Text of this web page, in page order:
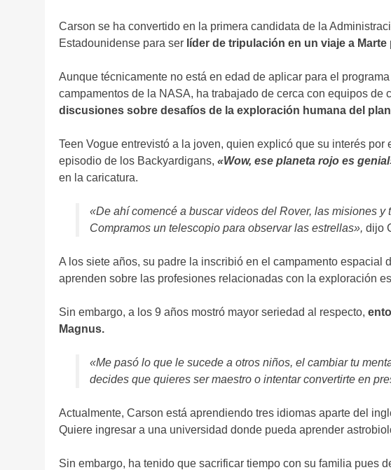
Carson se ha convertido en la primera candidata de la
Estadounidense para ser líder de tripulación en un viaje a
Aunque técnicamente no está en edad de aplicar para el
campamentos de la NASA, ha trabajado de cerca con equipos de
discusiones sobre desafíos de la exploración humana del
Teen Vogue entrevistó a la joven, quien explicó que su interés
episodio de los Backyardigans, «Wow, ese planeta rojo es
en la caricatura.
«De ahí comencé a buscar videos del Rover, las misiones y
Compramos un telescopio para observar las estrellas», dijo
A los siete años, su padre la inscribió en el campamento espacial
aprenden sobre las profesiones relacionadas con la exploración
Sin embargo, a los 9 años mostró mayor seriedad al respecto,
Magnus.
«Me pasó lo que le sucede a otros niños, el cambiar tu
decides que quieres ser maestro o intentar convertirte en
Actualmente, Carson está aprendiendo tres idiomas aparte del
Quiere ingresar a una universidad donde pueda aprender
Sin embargo, ha tenido que sacrificar tiempo con su familia pues